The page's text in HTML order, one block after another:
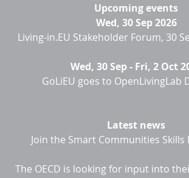
Upcoming events
Wed, 30 Sep 2026
Living-in.EU Stakeholder Forum, 30
Wed, 30 Sep- Fri, 2 Oct
GoLiEU goes to OpenLivingLab
Latest news
Join the Smart Communities
The OECD is looking for input into